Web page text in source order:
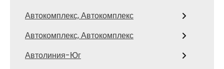
Автокомплекс, Автокомплекс
Автокомплекс, Автокомплекс
Автолиния-Юг